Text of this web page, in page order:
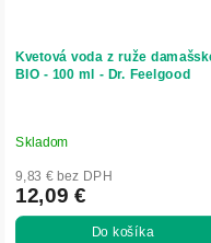
Kvetová voda z ruže
BIO - 100 ml - Dr. Feelgood
Skladom
9,83 € bez DPH
12,09 €
Do košíka